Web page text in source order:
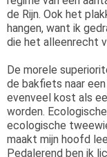
de Rijn. Ook het
hangen, want ik
die het alleenrecht
De morele
de bakfiets naar
evenveel kost als
worden.
ecologische
maakt mijn hoofd
Pedalerend ben ik